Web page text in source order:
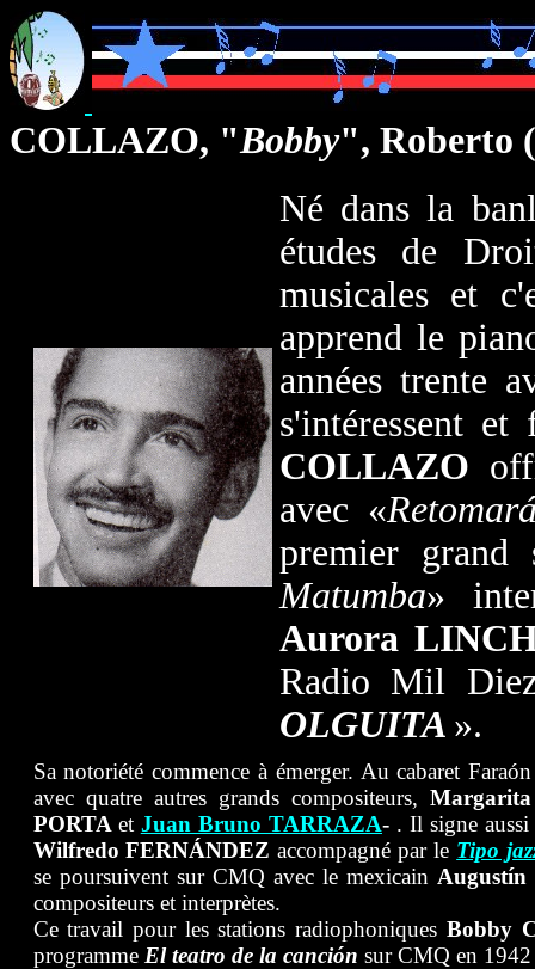
COLLAZO, "Bobby", Roberto
Né dans la
études de
musicales et
apprend le
années trente
s'intéressent
COLLAZO
avec «
premier grand
Matumba»
Aurora
Radio Mil
OLGUITA ».
Sa notoriété commence à émerger. Au cabaret
avec quatre autres grands compositeurs,
PORTA et Juan Bruno TARRAZA- . Il signe
Wilfredo FERNÁNDEZaccompagné par le Tipo
se poursuivent sur CMQ avec le mexicain
compositeurs et interprètes.
Ce travail pour les stations radiophoniques Bobby
programme El teatro de la canción sur CMQ en